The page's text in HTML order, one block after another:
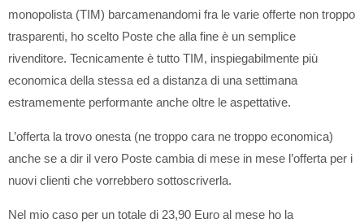
monopolista (TIM) barcamenandomi fra le varie offerte non troppo
trasparenti, ho scelto Poste che alla fine è un semplice
rivenditore. Tecnicamente è tutto TIM, inspiegabilmente più
economica della stessa ed a distanza di una settimana
estramemente performante anche oltre le aspettative.
L’offerta la trovo onesta (ne troppo cara ne troppo economica)
anche se a dir il vero Poste cambia di mese in mese l’offerta per i
nuovi clienti che vorrebbero sottoscriverla.
Nel mio caso per un totale di 23,90 Euro al mese ho la